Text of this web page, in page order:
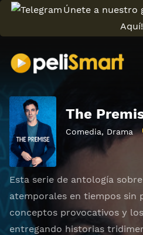
Únete a nuestro
Aquí!
The
Comedia, Drama
Esta serie de antología
atemporales en tiempos sin
conceptos provocativos y
entregando historias